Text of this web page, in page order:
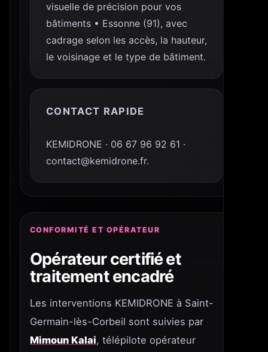
visuelle de précision pour vos
bâtiments • Essonne (91), avec
cadrage selon les accès, la hauteur,
le voisinage et le type de bâtiment.
CONTACT RAPIDE
KEMIDRONE · 06 67 96 92 61 ·
contact@kemidrone.fr.
CONFORMITÉ ET OPÉRATEUR
Opérateur certifié et
traitement encadré
Les interventions KEMIDRONE à Saint-
Germain-lès-Corbeil sont suivies par
Mimoun Kalai, télépilote opérateur